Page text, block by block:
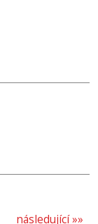
následující »»